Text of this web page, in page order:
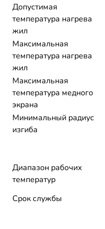
Допустимая
температура нагрева
жил
Максимальная
температура нагрева
жил
Максимальная
температура медного
экрана
Минимальный радиус
изгиба
Диапазон рабочих
температур
Срок службы